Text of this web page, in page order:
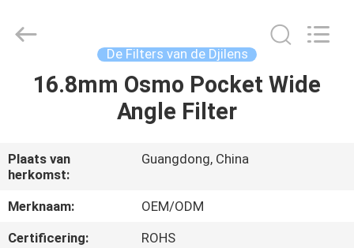
HUIS
ONGEVEER
ONS
Shadow
Technology
Reserved.
De Filters van de Djilens
16.8mm Osmo Pocket Wide
Angle Filter
Plaats van
herkomst:
Guangdong, China
Merknaam:
OEM/ODM
Certificering:
ROHS